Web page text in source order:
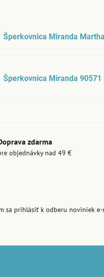
Šperkovnica Miranda
Šperkovnica Miranda 90571
zdarma
objednávky nad 49 €
sa prihlásiť k odberu noviniek